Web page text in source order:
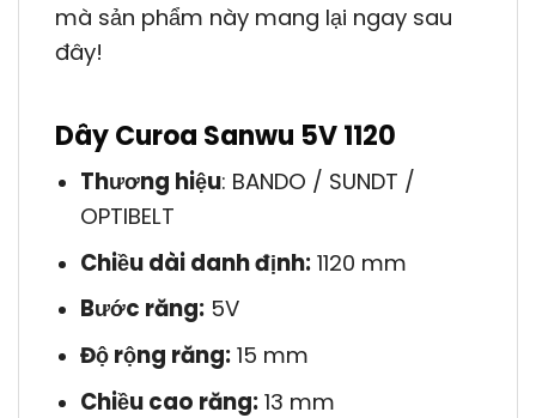
mà sản phẩm này mang lại ngay sau
đây!
Dây Curoa Sanwu 5V 1120
Thương hiệu: BANDO / SUNDT /
OPTIBELT
Chiều dài danh định:1120 mm
Bước răng:5V
Độ rộng răng:15 mm
Chiều cao răng:13 mm